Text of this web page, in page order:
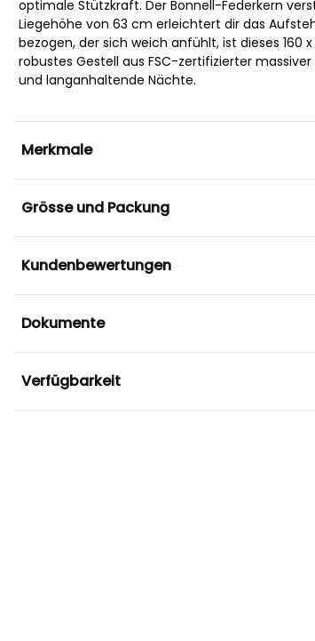
optimale Stützkraft. Der Bonnell-Federkern
Liegehöhe von 63 cm erleichtert dir das
bezogen, der sich weich anfühlt, ist dieses 160
robustes Gestell aus FSC-zertifizierter
und langanhaltende Nächte.
Merkmale
Grösse und Packung
Kundenbewertungen
Dokumente
Verfügbarkeit